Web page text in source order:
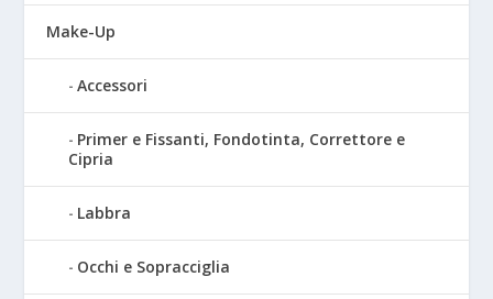
Make-Up
Accessori
Primer e Fissanti, Fondotinta, Correttore e
Cipria
Labbra
Occhi e Sopracciglia